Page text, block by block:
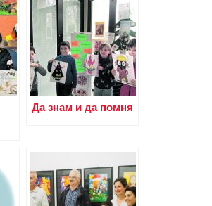
Да знам и да помня